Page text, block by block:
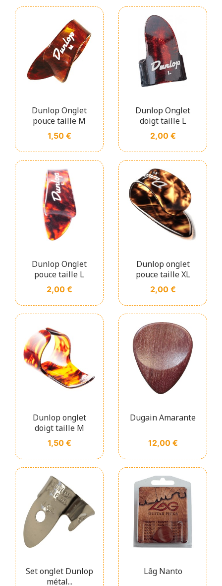
Dunlop Onglet
pouce taille M
Prix
1,50 €
Dunlop Onglet
doigt taille L
Prix
2,00 €
Dunlop Onglet
pouce taille L
Prix
2,00 €
Dunlop onglet
pouce taille XL
Prix
2,00 €
Dunlop onglet
doigt taille M
Prix
1,50 €
Dugain Amarante
Prix
12,00 €
Set onglet Dunlop
métal...
Lâg Nanto